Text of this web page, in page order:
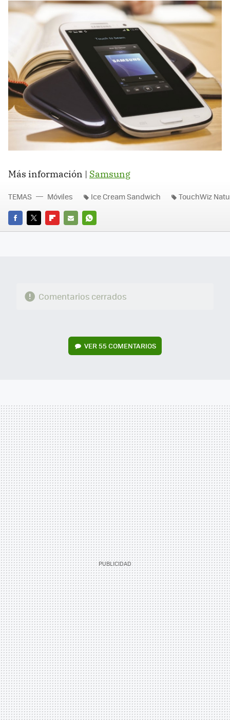
Más información | Samsung
FACEBOOK
TWITTERFLIPBOARD
E-
WHATSAPP
TEMAS Móviles Ice Cream Sandwich TouchWiz
Comentarios cerrados
VER55 COMENTARIOS